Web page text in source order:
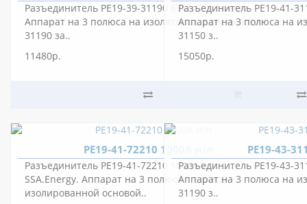
Разъединитель РЕ19-39-31190 630А SSA.Energy.
Аппарат на 3 полюса на изоляторах. Конструктив
31190 за..
11480р.
Разъединитель РЕ19-41-
Аппарат на 3 полюса на
31150 з..
15050р.
РЕ19-41-72210 1000А и/п
Разъединитель РЕ19-41-72210 1000А и/п
SSA.Energy. Аппарат на 3 полюса с единой
изолированной основой..
РЕ19-43-
Разъединитель РЕ19-43-
Аппарат на 3 полюса на
31190 з..